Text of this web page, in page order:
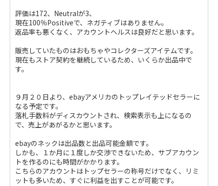
評価は172、Neutralが3、
現在100％Positiveで、ネガティブはありません。
返品率も悪くなく、アカウントヘルスは良好だと思います。
販売していたものはおもちゃやコレクターズアイテムです。
現在もストア契約を継続しているため、いくらか出品中で
す。
９月２０日より、ebayアメリカのトップレイテッドセラーに
なる予定です。
落札手数料がディスカウントされ、検索表示も上になるの
で、売上があがるかと思います。
ebayのネックは出品数と出品可能金額です。
しかも、１か月に１度しか交渉できないため、サブアカウン
トを作るのにも時間がかかります。
こちらのアカウントはトップセラーの称号だけでなく、リミ
ットも多いため、すぐに利益を出すことが可能です。